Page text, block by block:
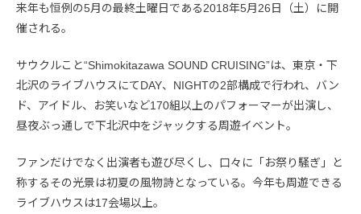
来年も恒例の5月の最終土曜日である2018年5月26日（土）に開
催される。
サウクルこと“Shimokitazawa SOUND CRUISING”は、東京・下
北沢のライブハウスにてDAY、NIGHTの2部構成で行われ、バン
ド、アイドル、お笑いなど170組以上のパフォーマーが出演し、
昼夜ぶっ通しで下北沢中をジャックする周遊イベント。
ファンだけでなく出演者も遊び尽くし、口々に「お祭り騒ぎ」と
称するその光景は初夏の風物詩となっている。今年も周遊できる
ライブハウスは17会場以上。